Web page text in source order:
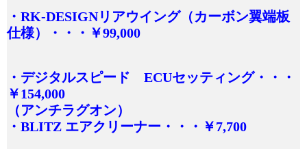
・RK-DESIGNリアウイング（カーボン翼端板
仕様）・・・￥99,000
・デジタルスピード ECUセッティング・・・
￥154,000
（アンチラグオン）
・BLITZ エアクリーナー・・・￥7,700